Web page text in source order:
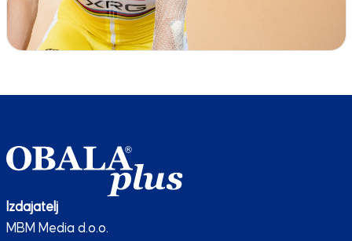
Izdajatelj
MBM Media d.o.o.